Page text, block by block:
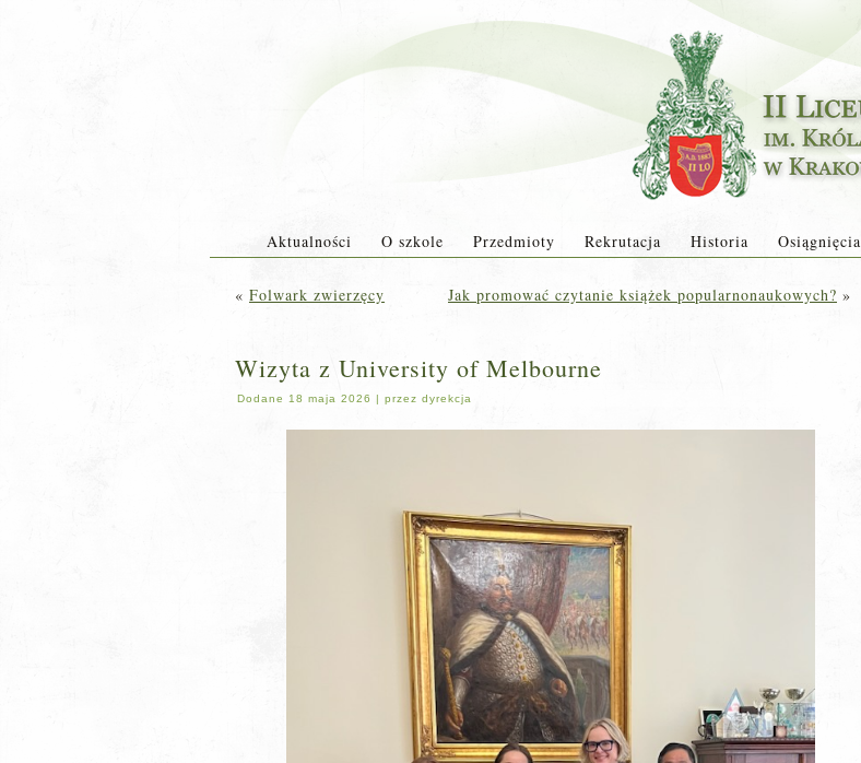
Aktualności O szkole Przedmioty Rekrutacja Historia Osiągnięcia
« Folwark zwierzęcy Jak promować czytanie książek popularnonaukowych? »
Wizyta z University of Melbourne
Dodane 18 maja 2026 | przez dyrekcja